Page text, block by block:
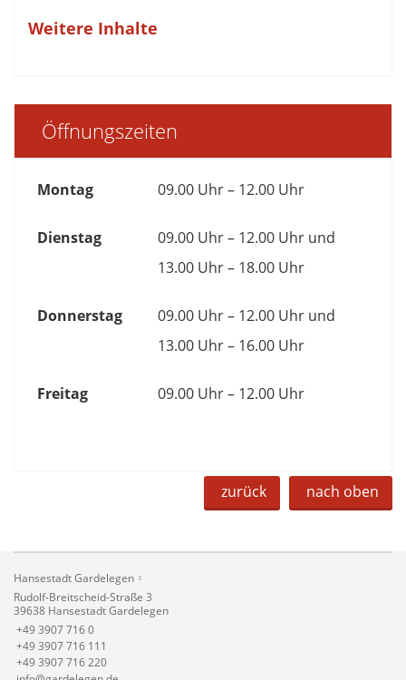
Weitere Inhalte
Öffnungszeiten
Montag 09.00 Uhr – 12.00 Uhr
Dienstag
09.00 Uhr – 12.00 Uhr und
13.00 Uhr – 18.00 Uhr
Donnerstag
09.00 Uhr – 12.00 Uhr und
13.00 Uhr – 16.00 Uhr
Freitag 09.00 Uhr – 12.00 Uhr
zurück nach oben
Hansestadt Gardelegen
Rudolf-Breitscheid-Straße 3
39638 Hansestadt Gardelegen
+49 3907 716 0
+49 3907 716 111
+49 3907 716 220